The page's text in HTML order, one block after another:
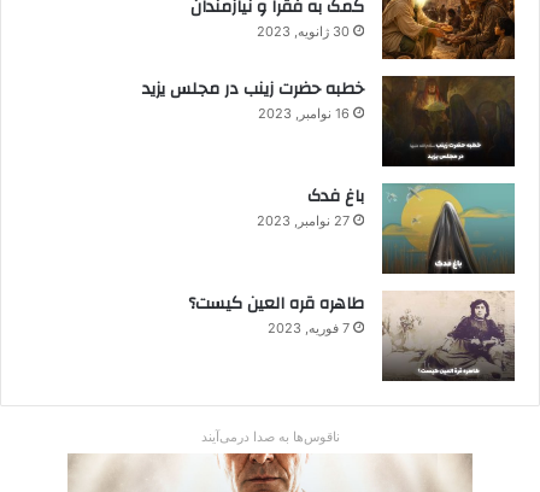
کمک به فقرا و نیازمندان
30 ژانویه, 2023
خطبه حضرت زینب در مجلس یزید
16 نوامبر, 2023
باغ فدک
27 نوامبر, 2023
طاهره قره العین کیست؟
7 فوریه, 2023
ناقوس‌ها به صدا در‌می‌آیند